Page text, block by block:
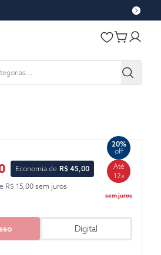
Economia de R$ 45,00
20%
off
Até
12x
sem juros
R$ 15,00 sem juros
Digital